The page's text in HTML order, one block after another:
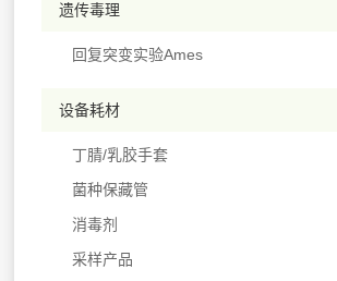
遗传毒理
回复突变实验Ames
设备耗材
丁腈/乳胶手套
菌种保藏管
消毒剂
采样产品